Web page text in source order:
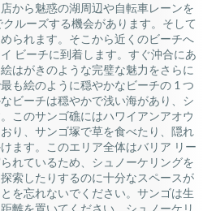
から魅惑の湖周辺や自転車レーンを
ルーズする機会があります。 そして
られます。そこから近くのビーチへ
ビーチに到着します。すぐ沖合にあ
はがきのような完璧な魅力をさらに
も絵のように穏やかなビーチの 1 つ
ビーチは穏やかで浅い海があり、シ
このサンゴ礁にはハワイアンアオウ
り、サンゴ塚で草を食べたり、隠れ
ます。このエリア全体はバリア リー
れているため、シュノーケリングを
索したりするのに十分なスペースが
を忘れないでください。サンゴは生